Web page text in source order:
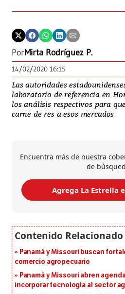
PorMirta Rodríguez P.
14/02/2020 16:15
Las autoridades
laboratorio de referencia en
los análisis respectivos para
carne de res a esos mercados
Encuentra más de nuestra
de
Agrega La Estrella
Panamá y Missouri buscan
comercio agropecuario
Panamá y Missouri abren
incorporar tecnología al sector